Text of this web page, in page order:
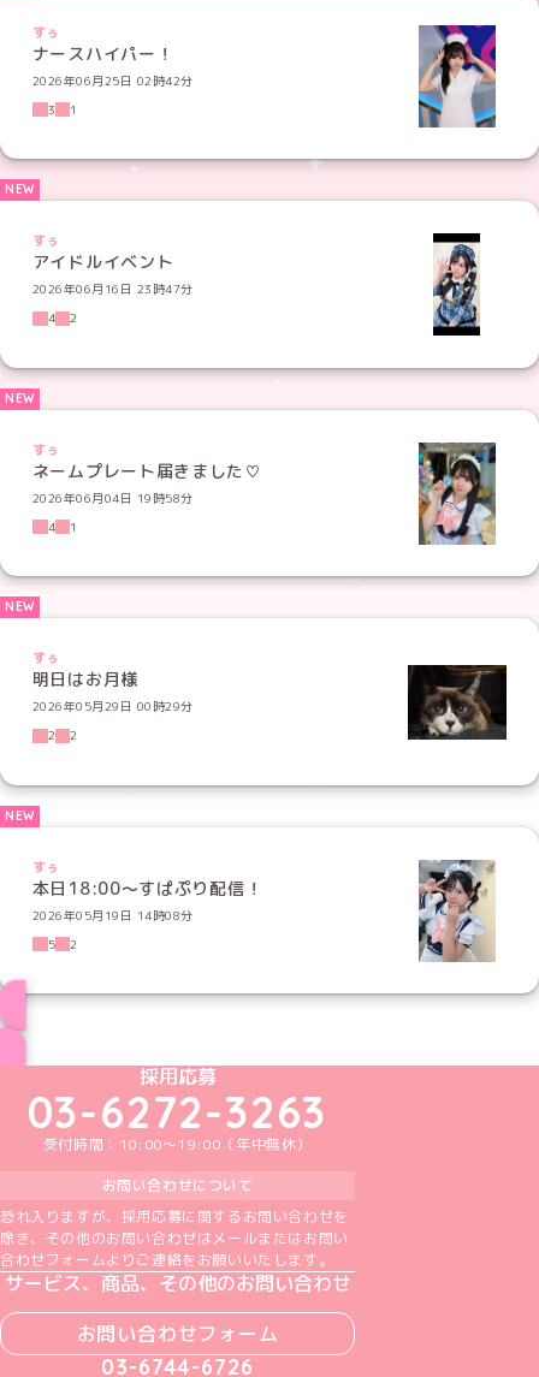
すぅ
ナースハイパー！
2026年06月25日 02時42分
3
1
すぅ
アイドルイベント
2026年06月16日 23時47分
4
2
すぅ
ネームプレート届きました♡
2026年06月04日 19時58分
4
1
すぅ
明日はお月様
2026年05月29日 00時29分
2
2
すぅ
本日18:00〜すぱぷり配信！
2026年05月19日 14時08分
5
2
めいどりーみんTikTok公式アカウント
めいどりーみんX公式アカウント
めいどりーみんInstagram公式アカウント
めいどりーみんFacebook公式アカウン
めいどりーみんYouTube公式アカ
採用応募
03-6272-3263
受付時間：10:00～19:00（年中無休）
お問い合わせについて
恐れ入りますが、採用応募に関するお問い合わせを
除き、その他のお問い合わせはメールまたはお問い
合わせフォームよりご連絡をお願いいたします。
サービス、商品、その他のお問い合わせ
お問い合わせフォーム
03-6744-6726